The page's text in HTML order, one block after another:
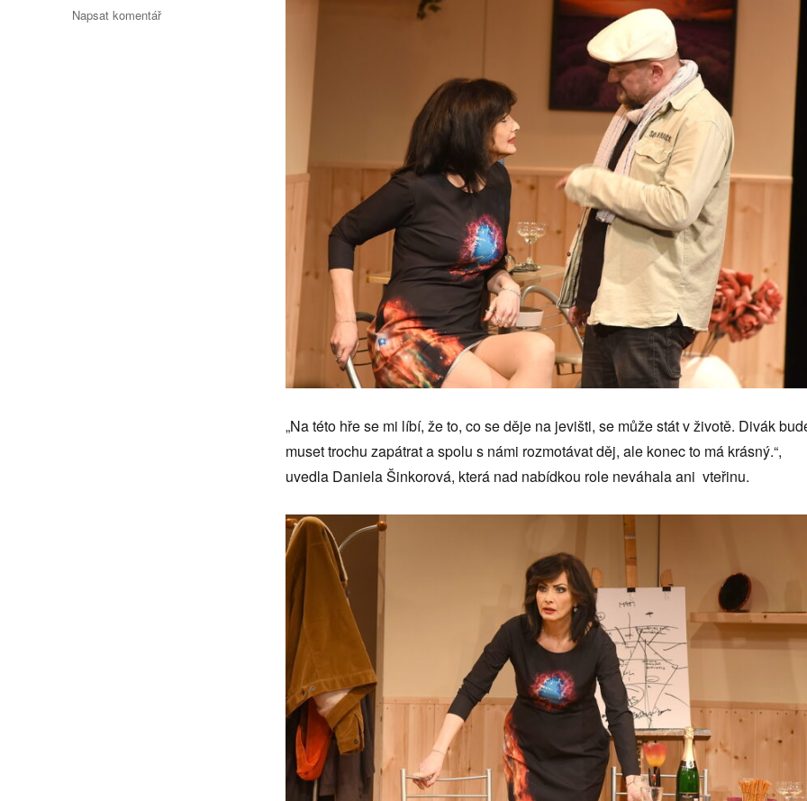
„Na této hře se mi líbí, že to, co se děje na jevišti, se může stát v životě. Divák
muset trochu zapátrat a spolu s námi rozmotávat děj, ale konec to má krásný.“,
uvedla Daniela Šinkorová, která nad nabídkou role neváhala ani vteřinu.
Napsat komentářpro